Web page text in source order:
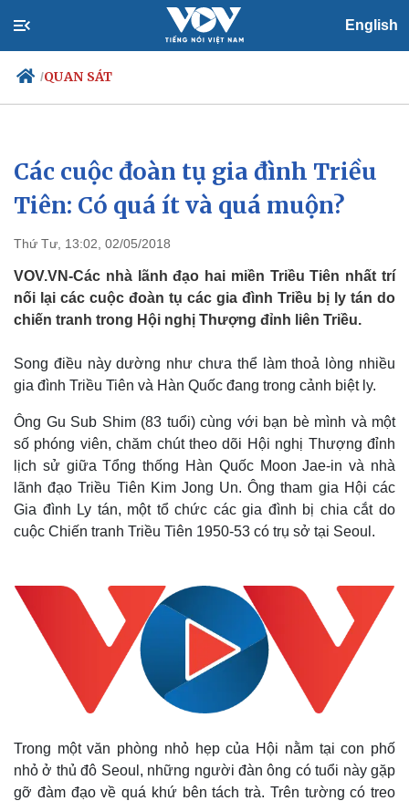
English
/QUAN SÁT
Chính trị
Đảng
Tổ chức nhân sự
Nhận diện sự thật
Xã hội
Tin 24h
Dự báo thời tiết
Việc làm
Biển đảo
Các cuộc đoàn tụ gia đình Triều
Tiên: Có quá ít và quá muộn?
Thứ Tư, 13:02, 02/05/2018
VOV.VN-Các nhà lãnh đạo hai miền Triều Tiên nhất trí
nối lại các cuộc đoàn tụ các gia đình Triều bị ly tán do
chiến tranh trong Hội nghị Thượng đỉnh liên Triều.
Song điều này dường như chưa thể làm thoả lòng nhiều
gia đình Triều Tiên và Hàn Quốc đang trong cảnh biệt ly.
Ông Gu Sub Shim (83 tuổi) cùng với bạn bè mình và một
số phóng viên, chăm chút theo dõi Hội nghị Thượng đỉnh
lịch sử giữa Tổng thống Hàn Quốc Moon Jae-in và nhà
lãnh đạo Triều Tiên Kim Jong Un. Ông tham gia Hội các
Gia đình Ly tán, một tổ chức các gia đình bị chia cắt do
cuộc Chiến tranh Triều Tiên 1950-53 có trụ sở tại Seoul.
Trong một văn phòng nhỏ hẹp của Hội nằm tại con phố
nhỏ ở thủ đô Seoul, những người đàn ông có tuổi này gặp
gỡ đàm đạo về quá khứ bên tách trà. Trên tường có treo